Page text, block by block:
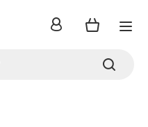
inloggen